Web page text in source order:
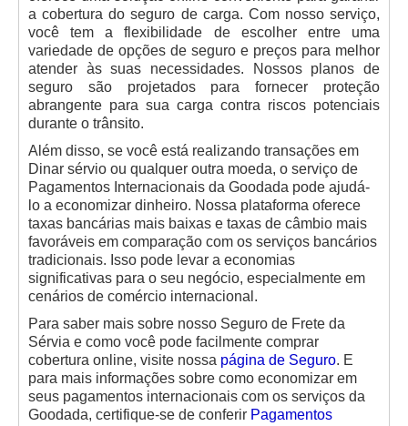
a cobertura do seguro de carga. Com nosso serviço,
você tem a flexibilidade de escolher entre uma
variedade de opções de seguro e preços para melhor
atender às suas necessidades. Nossos planos de
seguro são projetados para fornecer proteção
abrangente para sua carga contra riscos potenciais
durante o trânsito.
Além disso, se você está realizando transações em
Dinar sérvio ou qualquer outra moeda, o serviço de
Pagamentos Internacionais da Goodada pode ajudá-
lo a economizar dinheiro. Nossa plataforma oferece
taxas bancárias mais baixas e taxas de câmbio mais
favoráveis em comparação com os serviços bancários
tradicionais. Isso pode levar a economias
significativas para o seu negócio, especialmente em
cenários de comércio internacional.
Para saber mais sobre nosso Seguro de Frete da
Sérvia e como você pode facilmente comprar
cobertura online, visite nossa página de Seguro. E
para mais informações sobre como economizar em
seus pagamentos internacionais com os serviços da
Goodada, certifique-se de conferir Pagamentos